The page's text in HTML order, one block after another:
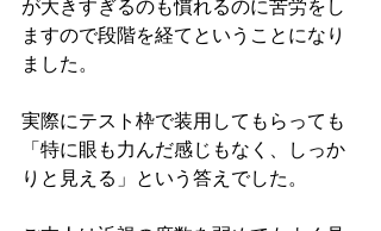
が大きすぎるのも慣れるのに苦労をし
ますので段階を経てということになり
ました。
実際にテスト枠で装用してもらっても
「特に眼も力んだ感じもなく、しっか
りと見える」という答えでした。